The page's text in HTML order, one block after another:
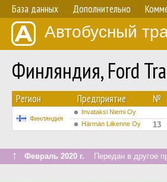
База данных Дополнительно
Автобусный
Финляндия, Ford
Регион Предприятие №
Финляндия
Invataksi Niemi Oy
Härmän Liikenne Oy 13
↑ Февраль 2020 г. Передан в другое